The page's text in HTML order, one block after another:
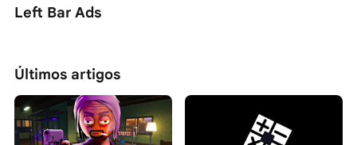
Left Bar Ads
Últimos artigos